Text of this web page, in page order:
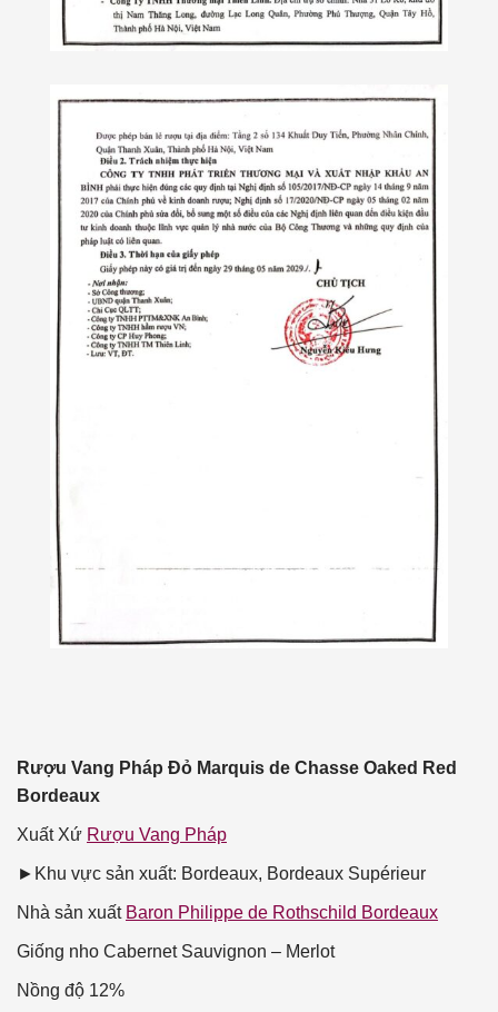
Rượu Vang Pháp Đỏ Marquis de Chasse Oaked Red
Bordeaux
Xuất Xứ Rượu Vang Pháp
►Khu vực sản xuất: Bordeaux, Bordeaux Supérieur
Nhà sản xuất Baron Philippe de Rothschild Bordeaux
Giống nho Cabernet Sauvignon – Merlot
Nồng độ 12%